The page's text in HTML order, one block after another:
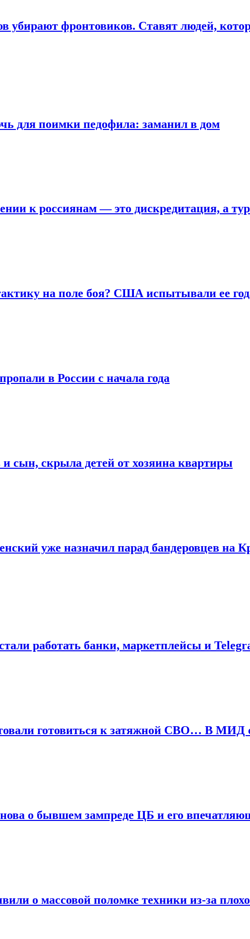
убирают фронтовиков. Ставят людей,
для поимки педофила: заманил в дом
к россиянам — это дискредитация, а
на поле боя? США испытывали ее
в России с начала года
сын, скрыла детей от хозяина квартиры
уже назначил парад бандеровцев на
работать банки, маркетплейсы и
готовиться к затяжной СВО… В МИД
о бывшем зампреде ЦБ и его
о массовой поломке техники из-за